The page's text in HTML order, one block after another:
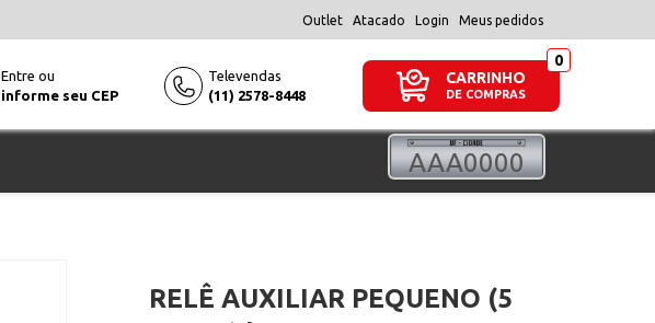
Outlet Atacado Login Meus pedidos
Entre ou
informe seu CEP
Televendas
(11) 2578-8448
CARRINHO
DE COMPRAS
RELÊ AUXILIAR PEQUENO (5